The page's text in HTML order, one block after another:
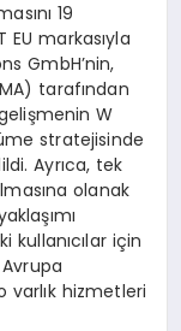
19
EU markasıyla
GmbH’nin,
tarafından
W
stratejisinde
Ayrıca, tek
olanak
kullanıcılar için
varlık hizmetleri